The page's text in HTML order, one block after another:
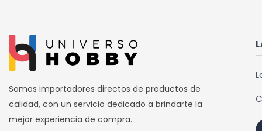
elegir
Somos importadores directos de productos de
calidad, con un servicio dedicado a brindarte la
mejor experiencia de compra.